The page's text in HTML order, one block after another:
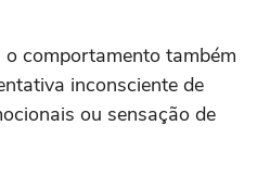
comportamento também
inconsciente de
ou sensação de